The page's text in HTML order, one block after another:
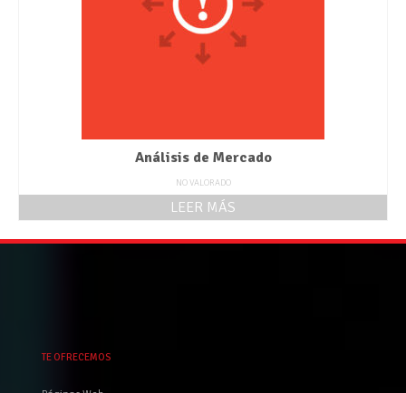
Análisis de Mercado
NO VALORADO
LEER MÁS
TE OFRECEMOS